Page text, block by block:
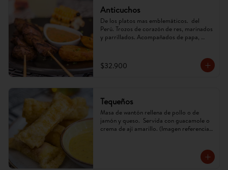
Anticuchos
De los platos mas emblemáticos.  del
Perú. Trozos de corazón de res, marinados
y parrillados. Acompañados de papa,
$32.900
Tequeños
Masa de wantón rellena de pollo o de
jamón y queso.  Servida con guacamole o
crema de ají amarillo. (Imagen referencial,